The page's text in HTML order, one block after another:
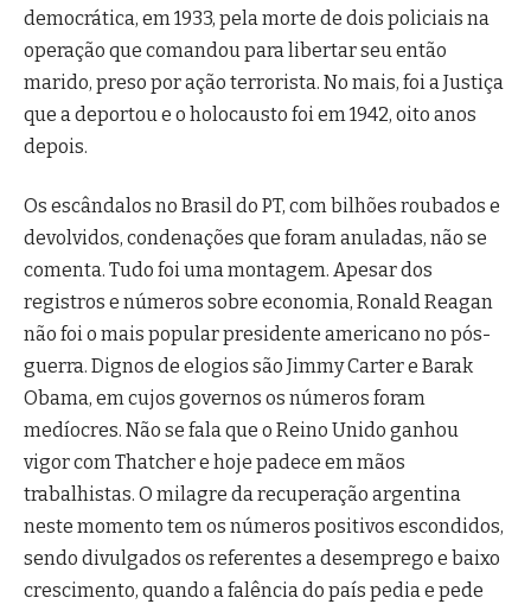
democrática, em 1933, pela morte de dois policiais na
operação que comandou para libertar seu então
marido, preso por ação terrorista. No mais, foi a Justiça
que a deportou e o holocausto foi em 1942, oito anos
depois.
Os escândalos no Brasil do PT, com bilhões roubados e
devolvidos, condenações que foram anuladas, não se
comenta. Tudo foi uma montagem. Apesar dos
registros e números sobre economia, Ronald Reagan
não foi o mais popular presidente americano no pós-
guerra. Dignos de elogios são Jimmy Carter e Barak
Obama, em cujos governos os números foram
medíocres. Não se fala que o Reino Unido ganhou
vigor com Thatcher e hoje padece em mãos
trabalhistas. O milagre da recuperação argentina
neste momento tem os números positivos escondidos,
sendo divulgados os referentes a desemprego e baixo
crescimento, quando a falência do país pedia e pede